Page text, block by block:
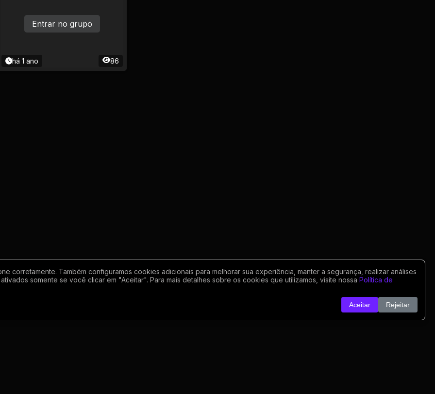
há 1 ano 86
Entrar no grupo
corretamente. Também configuramos cookies adicionais para melhorar sua experiência, manter a segurança, realizar análises
somente se você clicar em "Aceitar". Para mais detalhes sobre os cookies que utilizamos, visite nossa Política de
Aceitar Rejeitar